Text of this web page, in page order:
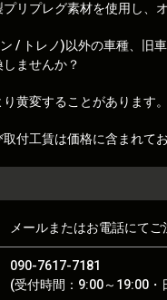
リプレグ素材を使用し、
/ トレノ)以外の車種、旧
ませんか？
黄変することがあります
付工賃は価格に含まれてお
メールまたはお電話にてご
090-7617-7181
(受付時間：9:00～19:00・